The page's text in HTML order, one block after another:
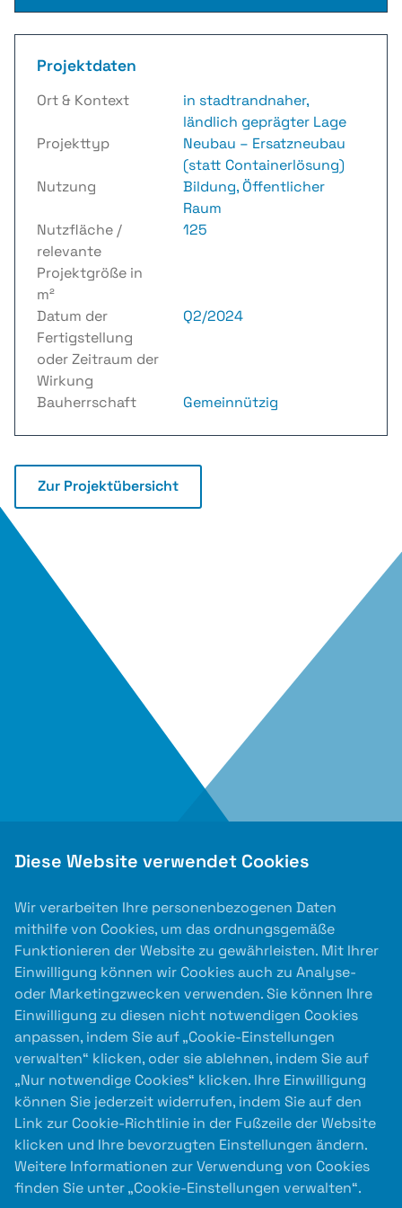
Diese Website verwendet Cookies
Wir verarbeiten Ihre personenbezogenen Daten
mithilfe von Cookies, um das ordnungsgemäße
Funktionieren der Website zu gewährleisten. Mit Ihrer
Einwilligung können wir Cookies auch zu Analyse-
oder Marketingzwecken verwenden. Sie können Ihre
Einwilligung zu diesen nicht notwendigen Cookies
anpassen, indem Sie auf „Cookie-Einstellungen
verwalten“ klicken, oder sie ablehnen, indem Sie auf
„Nur notwendige Cookies“ klicken. Ihre Einwilligung
können Sie jederzeit widerrufen, indem Sie auf den
Link zur Cookie-Richtlinie in der Fußzeile der Website
klicken und Ihre bevorzugten Einstellungen ändern.
Weitere Informationen zur Verwendung von Cookies
finden Sie unter „Cookie-Einstellungen verwalten“.
Projektdaten
Ort & Kontext
in stadtrandnaher,
ländlich geprägter Lage
Projekttyp
Neubau – Ersatzneubau
(statt Containerlösung)
Nutzung
Bildung, Öffentlicher
Raum
Nutzfläche /
relevante
Projektgröße in
m²
125
Datum der
Fertigstellung
oder Zeitraum der
Wirkung
Q2/2024
Bauherrschaft Gemeinnützig
Zur Projektübersicht
Auslober
Kooperationspartner